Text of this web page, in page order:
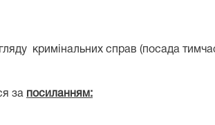
кримінальних справ (посада
за посиланням: